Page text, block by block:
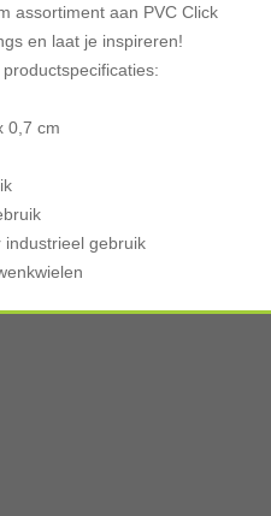
assortiment aan PVC Click
en laat je inspireren!
0,7 cm
gebruik